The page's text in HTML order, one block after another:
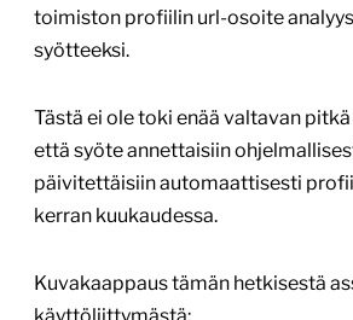
toimiston profiilin url-osoite
syötteeksi.
Tästä ei ole toki enää valtavan
että syöte annettaisiin
päivitettäisiin automaattisesti
kerran kuukaudessa.
Kuvakaappaus tämän hetkisestä